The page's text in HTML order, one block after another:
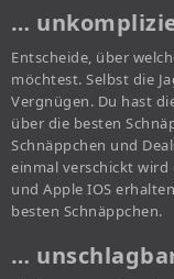
…
Entscheide, über
möchtest. Selbst die
Vergnügen. Du hast
über die besten
Schnäppchen und
einmal verschickt
und Apple IOS
besten Schnäppchen.
…